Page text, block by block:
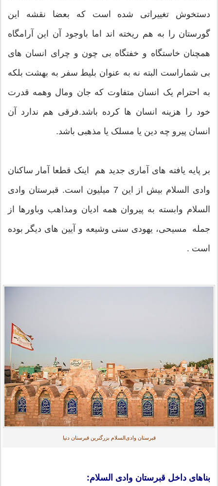
دستخوش تغییراتی شده است که بعضا نقشه این
گورستان را به هم ریخته اند اما باوجود آن این آرامگاه
همچنان خاستگاه و خفتگاه بی چون و چرای انسان های
بی شماراست البته نه به عنوان بلیط سفر به بهشت بلکه
به احترام یک انسان متفاوت که جان ومال وهمه قدرت
خود را هزینه انسان ها کرده باشد.فرقی هم ندارد آن
انسان پیرو چه دین یا مسلک یا مذهبی باشد.
بر پایه یافته های آماری جدید هم اینک قطعا آمار ساکنان
وادی السلام بیش از این 7 میلیون است. قبرستان وادی
السلام وابسته به پیروان همه ادیان ومذاهب وباورها از
جمله مسیحی، یهودی سنی وشیعه و آیین های دیگر بوده
است .
قبرستان وادی‌السلام بزرگترین قبرستان دنیا
بناهای داخل قبرستان وادی السلام: